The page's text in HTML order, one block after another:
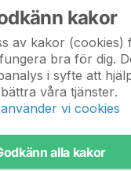
kakor
av kakor (cookies)
bra för dig.
i syfte att
våra tjänster.
vi cookies
alla kakor